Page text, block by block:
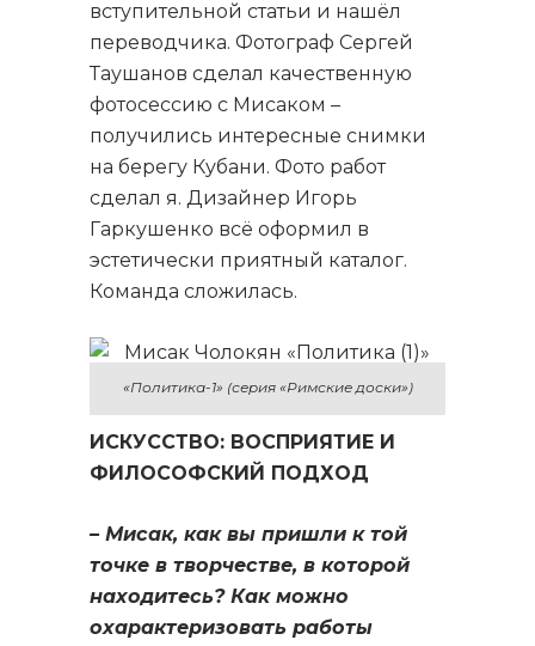
вступительной статьи и нашёл
переводчика. Фотограф Сергей
Таушанов сделал качественную
фотосессию с Мисаком –
получились интересные снимки
на берегу Кубани. Фото работ
сделал я. Дизайнер Игорь
Гаркушенко всё оформил в
эстетически приятный каталог.
Команда сложилась.
«Политика-1» (серия «Римские доски»)
ИСКУССТВО: ВОСПРИЯТИЕ И
ФИЛОСОФСКИЙ ПОДХОД
– Мисак, как вы пришли к той
точке в творчестве, в которой
находитесь? Как можно
охарактеризовать работы